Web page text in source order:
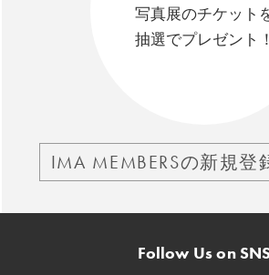
写真展のチケット
抽選でプレゼント！
IMA MEMBERSの新規登
Follow Us on